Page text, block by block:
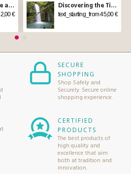
Tour imperiale e aperitivo sul Vittoriano a Roma
€
Discovering the Tibetan bridge and waterfalls in Molise
text_starting_from 45,00 €
SECURE
SHOPPING
Shop Safely and
Securely. Secure online
shopping experience.
CERTIFIED
PRODUCTS
The best products of
high quality and
excellence that aim
both at tradition and
innovation.